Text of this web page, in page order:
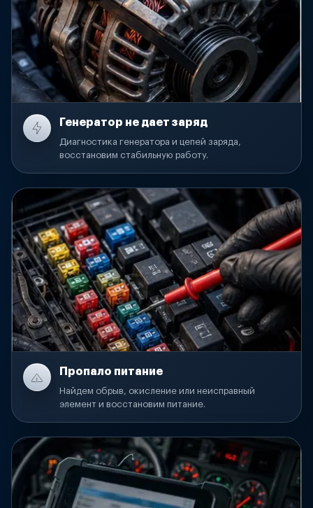
Генератор не дает заряд
Диагностика генератора и цепей заряда,
восстановим стабильную работу.
Пропало питание
Найдем обрыв, окисление или неисправный
элемент и восстановим питание.